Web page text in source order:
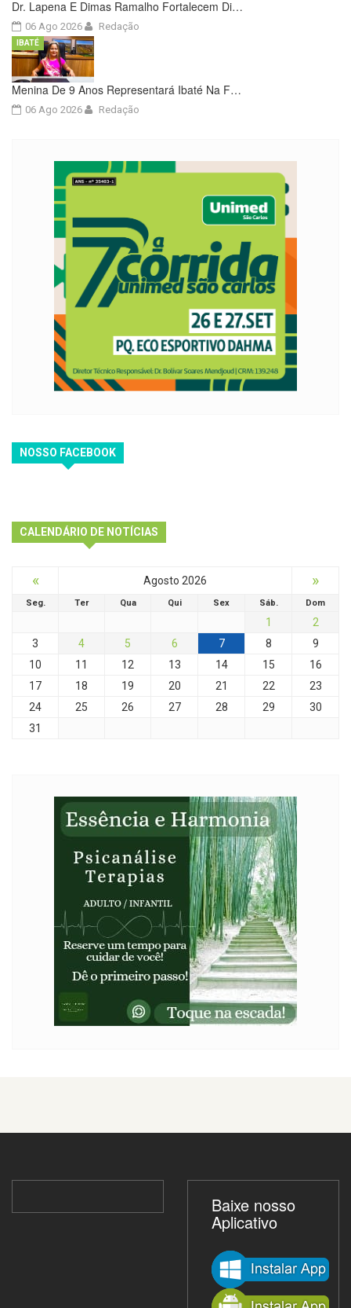
Dr. Lapena E Dimas Ramalho Fortalecem Di…
06 Ago 2026 Redação
Menina De 9 Anos Representará Ibaté Na F…
06 Ago 2026
IBATÉ
Redação
NOSSO FACEBOOK
CALENDÁRIO DE NOTÍCIAS
« Agosto 2026 »
Seg. Ter Qua Qui Sex Sáb. Dom
1
2
3
4 5 6 7 8
9
10
11 12 13 14 15
16
17
18 19 20 21 22
23
24
25 26 27 28 29
30
31
Baixe nosso
Aplicativo